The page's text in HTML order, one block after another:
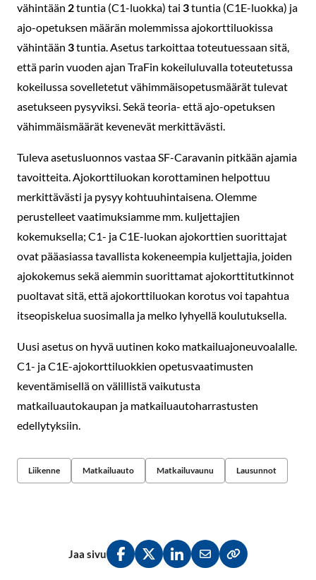
vähintään 2tuntia (C1-luokka) tai 3tuntia (C1E-luokka) ja
ajo-opetuksen määrän molemmissa ajokorttiluokissa
vähintään 3tuntia. Asetus tarkoittaa toteutuessaan sitä,
että parin vuoden ajan TraFin kokeiluluvalla toteutetussa
kokeilussa sovelletetut vähimmäisopetusmäärät tulevat
asetukseen pysyviksi. Sekä teoria- että ajo-opetuksen
vähimmäismäärät kevenevät merkittävästi.
Tuleva asetusluonnos vastaa SF-Caravanin pitkään ajamia
tavoitteita. Ajokorttiluokan korottaminen helpottuu
merkittävästi ja pysyy kohtuuhintaisena. Olemme
perustelleet vaatimuksiamme mm. kuljettajien
kokemuksella; C1- ja C1E-luokan ajokorttien suorittajat
ovat pääasiassa tavallista kokeneempia kuljettajia, joiden
ajokokemus sekä aiemmin suorittamat ajokorttitutkinnot
puoltavat sitä, että ajokorttiluokan korotus voi tapahtua
itseopiskelua suosimalla ja melko lyhyellä koulutuksella.
Uusi asetus on hyvä uutinen koko matkailuajoneuvoalalle.
C1- ja C1E-ajokorttiluokkien opetusvaatimusten
keventämisellä on välillistä vaikutusta
matkailuautokaupan ja matkailuautoharrastusten
edellytyksiin.
Liikenne Matkailuauto Matkailuvaunu Lausunnot
Jaa sivu
Jaa Facebookissa
Jaa Twitterissä
Jaa LinkedInissä
Jaa sähköpostitse
Kopioi linkki